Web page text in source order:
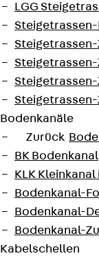
LGG
Steigetrassen-
Steigetrassen-
Steigetrassen-
Steigetrassen-
Bodenkanäle
Zurück
BK Bodenkanal
KLK
Bodenkanal-
Bodenkanal-
Bodenkanal-
Kabelschellen